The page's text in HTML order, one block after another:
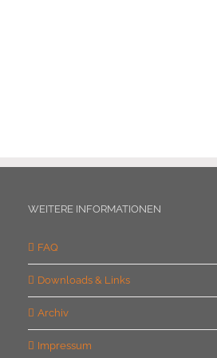
WEITERE INFORMATIONEN
FAQ
Downloads & Links
Archiv
Impressum